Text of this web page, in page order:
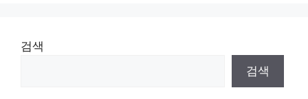
검색
검색